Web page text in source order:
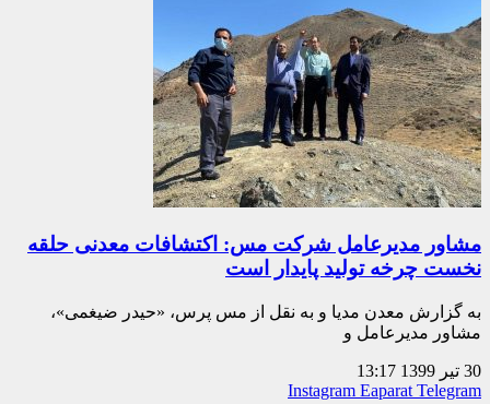
مشاور مدیرعامل شرکت مس: اکتشافات معدنی حلقه
نخست چرخه تولید پایدار است
به گزارش معدن مدیا و به نقل از مس پرس، «حیدر ضیغمی»،
مشاور مدیرعامل و
30 تیر 1399
13:17
Instagram Eaparat Telegram